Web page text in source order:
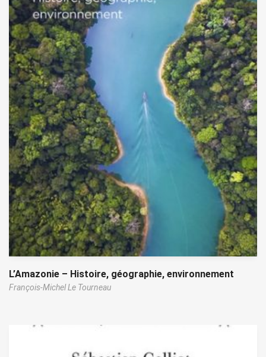
L’Amazonie – Histoire, géographie, environnement
François-Michel Le Tourneau